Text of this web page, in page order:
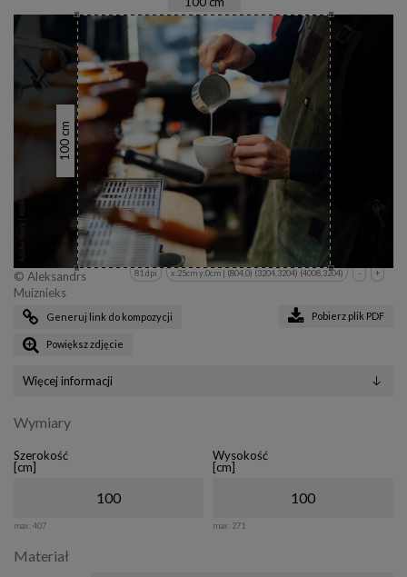
100
cm
+
-
x:25cm y:0cm | (804,0) (3204,3204) (4008,3204)
81 dpi
© Aleksandrs
Muiznieks
Generuj link do kompozycji Pobierz plik PDF
Powiększ zdjęcie
Więcej informacji
Wymiary
Szerokość
[cm]
max: 407
Wysokość
[cm]
max: 271
Materiał